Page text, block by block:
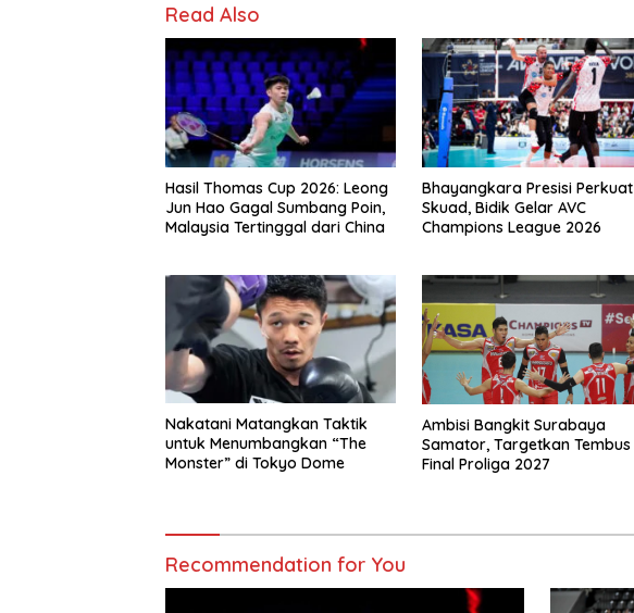
Read Also
Hasil Thomas Cup 2026: Leong
Jun Hao Gagal Sumbang Poin,
Malaysia Tertinggal dari China
Bhayangkara Presisi Perkuat
Skuad, Bidik Gelar AVC
Champions League 2026
Nakatani Matangkan Taktik
untuk Menumbangkan “The
Monster” di Tokyo Dome
Ambisi Bangkit Surabaya
Samator, Targetkan Tembus
Final Proliga 2027
Recommendation for You